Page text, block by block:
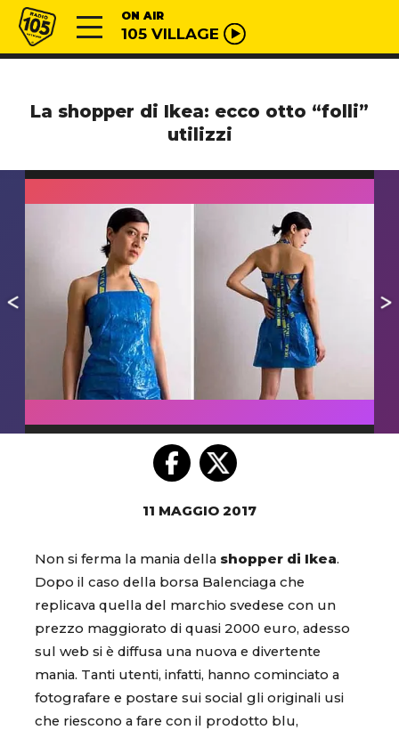
Vai al contenuto
Radio 105 ON AIR
105 VILLAGE
La shopper di Ikea: ecco otto “folli”
utilizzi
11 MAGGIO 2017
Non si ferma la mania della shopper di Ikea.
Dopo il caso della borsa Balenciaga che
replicava quella del marchio svedese con un
prezzo maggiorato di quasi 2000 euro, adesso
sul web si è diffusa una nuova e divertente
mania. Tanti utenti, infatti, hanno cominciato a
fotografare e postare sui social gli originali usi
che riescono a fare con il prodotto blu,